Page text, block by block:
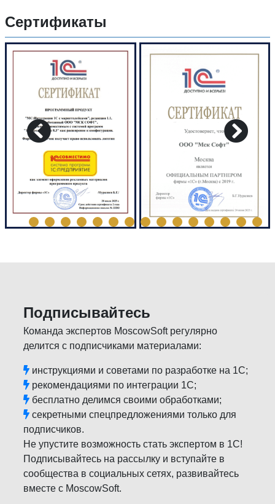
Сертификаты
Подписывайтесь
Команда экспертов MoscowSoft регулярно
делится с подписчиками материалами:
инструкциями и советами по разработке на 1С;
рекомендациями по интеграции 1С;
бесплатно делимся своими обработками;
секретными спецпредложениями только для
подписчиков.
Не упустите возможность стать экспертом в 1С!
Подписывайтесь на рассылку и вступайте в
сообщества в социальных сетях, развивайтесь
вместе с MoscowSoft.